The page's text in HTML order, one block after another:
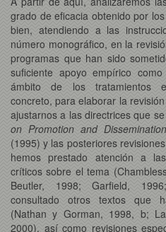
grado de eficacia obtenido por
bien, atendiendo a las
número monográfico, en la
programas que han sido
suficiente apoyo empírico
ámbito de los tratamientos
concreto, para elaborar la
ajustarnos a las directrices que
on Promotion and
(1995) y las posteriores
hemos prestado atención a
críticos sobre el tema
Beutler, 1998; Garfield,
consultado otros textos que
(Nathan y Gorman, 1998, b;
2000), así como revisiones